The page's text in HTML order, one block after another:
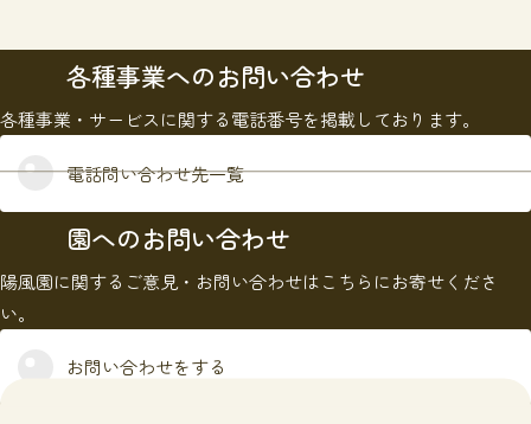
各種事業へのお問い合わせ
各種事業・サービスに関する電話番号を掲載しております。
電話問い合わせ先一覧
園へのお問い合わせ
陽風園に関するご意見・お問い合わせはこちらにお寄せくださ
い。
お問い合わせをする